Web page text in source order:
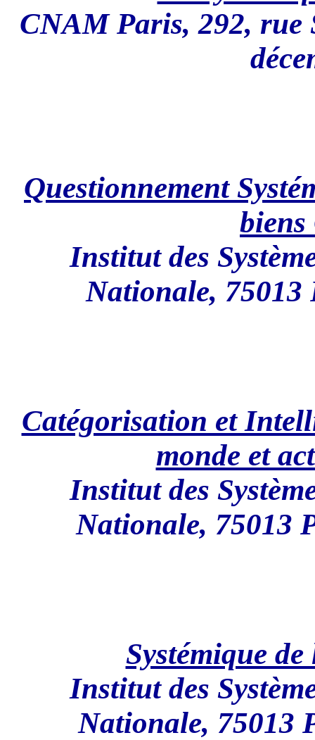
CNAM Paris, 292,
Questionnement
biens
Institut des
Nationale, 75013
Catégorisation et
monde et
Institut des
Nationale, 75013
Systémique
Institut des
Nationale, 75013